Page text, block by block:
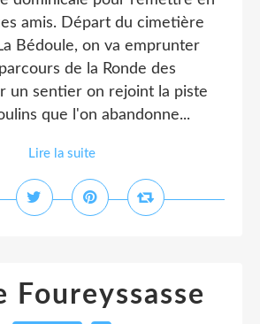
amis. Départ du cimetière
Bédoule, on va emprunter
de la Ronde des
un sentier on rejoint la piste
que l'on abandonne...
Lire la suite
Foureyssasse